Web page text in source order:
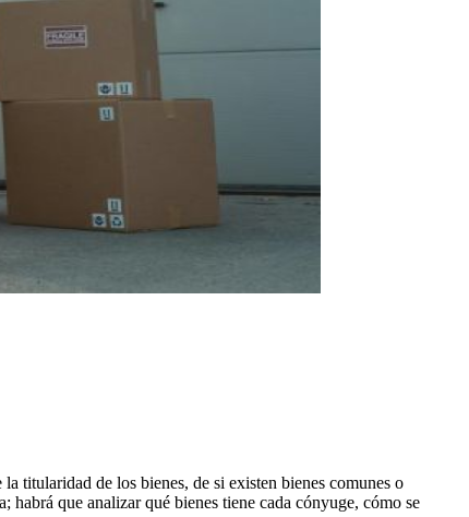
la titularidad de los bienes, de si existen bienes comunes o
habrá que analizar qué bienes tiene cada cónyuge, cómo se